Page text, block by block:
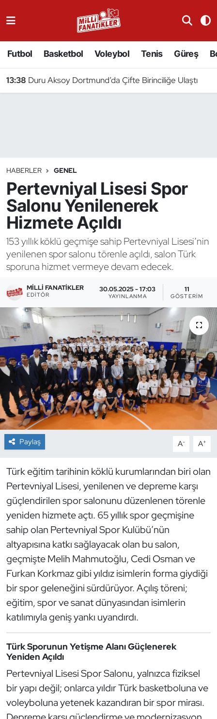
Futbol Basketbol Voleybol Tenis Güreş
13:38 Duru Aksoy Dortmund’da Çifte Birinciliğe Ulaştı
HABERLER GENEL
Pertevniyal Lisesi Spor
Salonu Yenilenerek
Hizmete Açıldı
153 yıllık köklü geçmişe sahip Pertevniyal Lisesi’nin
yenilenen spor salonu törenle açıldı, salon Türk
sporuna hizmet vermeye devam edecek.
MILLI FANATIKLER
EDITÖR
30.05.2025 - 17:03
YAYINLANMA
11
GÖSTERIM
Paylaş A- A+
Türk eğitim tarihinin köklü kurumlarından biri olan
Pertevniyal Lisesi, yenilenen ve depreme karşı
güçlendirilen spor salonunu düzenlenen törenle
yeniden hizmete açtı. 65 yıllık spor geçmişine
sahip olan Pertevniyal Spor Kulübü’nün
altyapısına katkı sağlayacak olan bu salon,
geçmişte Melih Mahmutoğlu, Cedi Osman ve
Furkan Korkmaz gibi yıldız isimlerin forma giydiği
bir spor geleneğini sürdürüyor. Açılış töreni;
eğitim, spor ve sanat dünyasından isimlerin
katılımıyla geniş yankı uyandırdı.
Türk Sporunun Yetişme Alanı Güçlenerek
Yeniden Açıldı
Pertevniyal Lisesi Spor Salonu, yalnızca fiziksel
bir yapı değil; onlarca yıldır Türk basketboluna ve
voleyboluna yetenek kazandıran bir spor mirası.
Badminton
Binicilik
Bisiklet
Bocce Bowling Dart
Boks
Briç
Buz Hokeyi
Buz Pateni
Çim Hokeyi
Cimnastik
Curling
Dağcılık
Dövüş Sanatı
E-Spor
Eskrim
Futbol
Genel
Golf
Güreş
Halter
Hava Sporları